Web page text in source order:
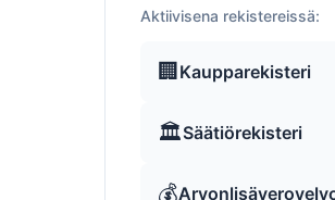
Aktiivisena rekistereissä:
🏢 Kaupparekisteri
🏛️Säätiörekisteri
💰